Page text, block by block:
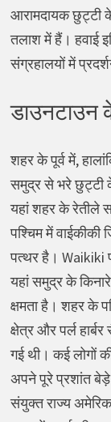
आरामदायक छुट्टी
तलाश में हैं। हवाई
संग्रहालयों में
डाउनटाउन
शहर के पूर्व में,
समुद्र से भरे छुट्टी
यहां शहर के रेतीले
पश्चिम में
पत्थर है। Waikiki
यहां समुद्र के
क्षमता है। शहर के
क्षेत्र और पर्ल
गई थी। कई लोगों
अपने पूरे प्रशांत बेड़े
संयुक्त राज्य